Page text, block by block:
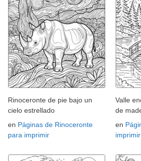
Rinoceronte de pie bajo un
cielo estrellado
en Páginas de Rinoceronte
para imprimir
Valle
de
en
imprimir